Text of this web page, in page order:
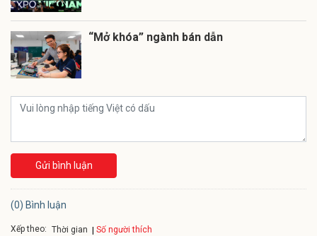
“Mở khóa” ngành bán dẫn
Gửi bình luận
(0) Bình luận
Xếp theo: Thời gian Số người thích